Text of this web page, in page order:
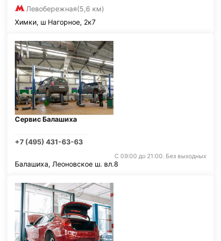
Левобережная(5,6 км)
Химки, ш Нагорное, 2к7
Сервис Балашиха
+7 (495) 431-63-63
С 09:00 до 21:00. Без выходных
Балашиха, Леоновское ш. вл.8